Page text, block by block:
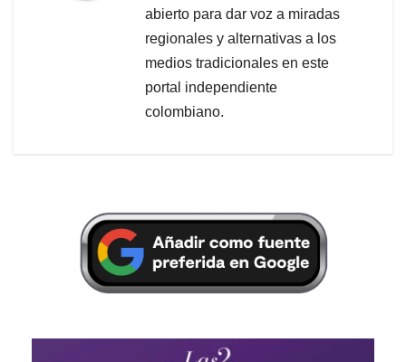
abierto para dar voz a miradas
regionales y alternativas a los
medios tradicionales en este
portal independiente
colombiano.